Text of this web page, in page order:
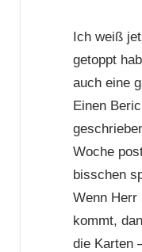
Ich weiß
getoppt
auch eine
Einen
Woche
bisschen
Wenn Herr
kommt,
die Karten